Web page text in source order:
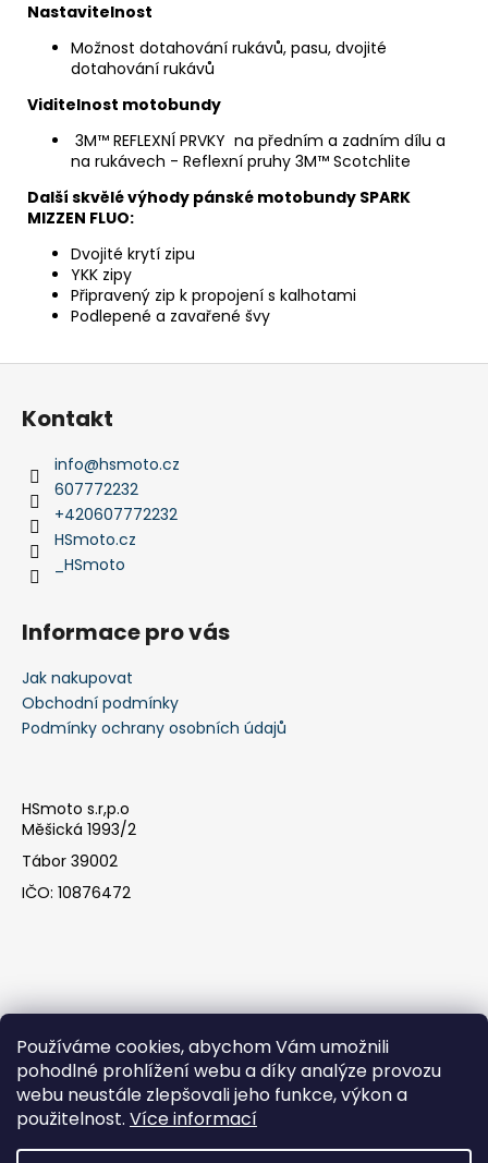
Používáme cookies, abychom Vám umožnili
pohodlné prohlížení webu a díky analýze provozu
webu neustále zlepšovali jeho funkce, výkon a
použitelnost. Více informací
Nastavitelnost
Možnost dotahování rukávů, pasu, dvojité
dotahování rukávů
Viditelnost motobundy
3M™ REFLEXNÍ PRVKY na předním a zadním dílu a
na rukávech - Reflexní pruhy 3M™ Scotchlite
Další skvělé výhody pánské motobundy SPARK
MIZZEN FLUO:
Dvojité krytí zipu
YKK zipy
Připravený zip k propojení s kalhotami
Podlepené a zavařené švy
Kontakt
info@hsmoto.cz
607772232
+420607772232
HSmoto.cz
_HSmoto
Informace pro vás
Jak nakupovat
Obchodní podmínky
Podmínky ochrany osobních údajů
HSmoto s.r,p.o
Měšická 1993/2
Tábor 39002
IČO: 10876472
Facebook